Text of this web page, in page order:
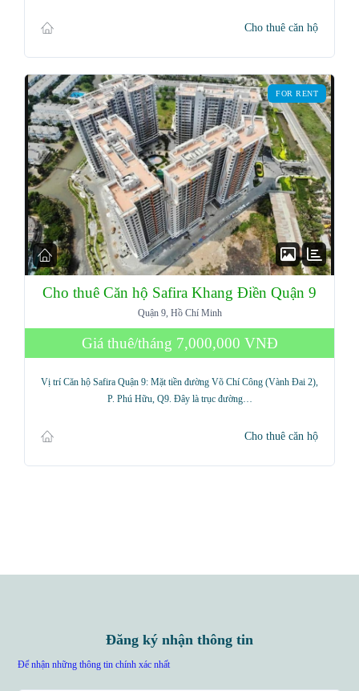
Cho thuê căn hộ
FOR RENT
Cho thuê Căn hộ Safira Khang Điền Quận 9
Quận 9, Hồ Chí Minh
Giá thuê/tháng 7,000,000 VNĐ
Vị trí Căn hộ Safira Quận 9: Mặt tiền đường Võ Chí Công (Vành Đai 2),
P. Phú Hữu, Q9. Đây là trục đường…
Cho thuê căn hộ
Đăng ký nhận thông tin
Để nhận những thông tin chính xác nhất